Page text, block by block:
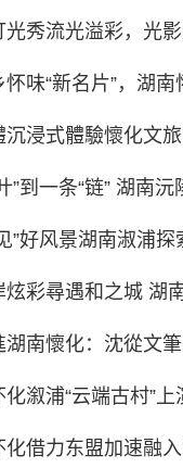
光秀流光溢彩，光
怀味“新名片”，湖
沉浸式體驗懷化文
”到一条“链” 湖南
”好风景湖南淑浦
炫彩尋遇和之城 湖
湖南懷化：沈從文
溆浦“云端古村”上
化借力东盟加速融